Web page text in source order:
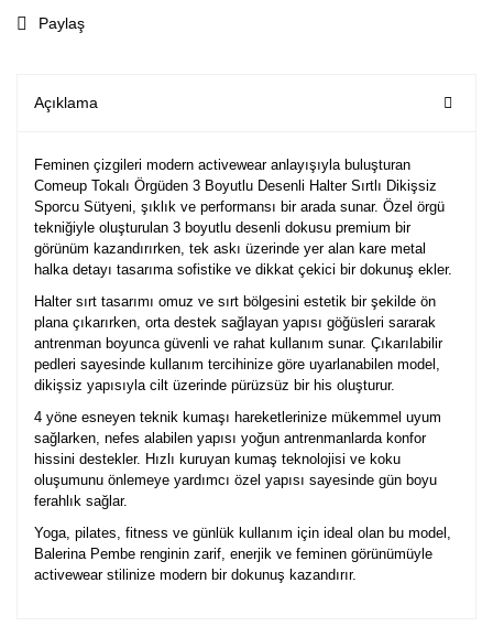
Paylaş
Açıklama
Feminen çizgileri modern activewear anlayışıyla buluşturan
Comeup Tokalı Örgüden 3 Boyutlu Desenli Halter Sırtlı Dikişsiz
Sporcu Sütyeni, şıklık ve performansı bir arada sunar. Özel örgü
tekniğiyle oluşturulan 3 boyutlu desenli dokusu premium bir
görünüm kazandırırken, tek askı üzerinde yer alan kare metal
halka detayı tasarıma sofistike ve dikkat çekici bir dokunuş ekler.
Halter sırt tasarımı omuz ve sırt bölgesini estetik bir şekilde ön
plana çıkarırken, orta destek sağlayan yapısı göğüsleri sararak
antrenman boyunca güvenli ve rahat kullanım sunar. Çıkarılabilir
pedleri sayesinde kullanım tercihinize göre uyarlanabilen model,
dikişsiz yapısıyla cilt üzerinde pürüzsüz bir his oluşturur.
4 yöne esneyen teknik kumaşı hareketlerinize mükemmel uyum
sağlarken, nefes alabilen yapısı yoğun antrenmanlarda konfor
hissini destekler. Hızlı kuruyan kumaş teknolojisi ve koku
oluşumunu önlemeye yardımcı özel yapısı sayesinde gün boyu
ferahlık sağlar.
Yoga, pilates, fitness ve günlük kullanım için ideal olan bu model,
Balerina Pembe renginin zarif, enerjik ve feminen görünümüyle
activewear stilinize modern bir dokunuş kazandırır.